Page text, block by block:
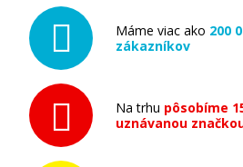
Máme viac ako 200
zákazníkov
Na trhu pôsobíme
uznávanou